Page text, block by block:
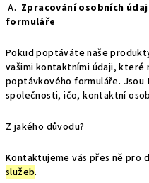
A. Zpracování osobních
formuláře
Pokud poptáváte naše
vašimi kontaktními údaji,
poptávkového formuláře. Jsou
společnosti, ičo, kontaktní
Z jakého důvodu?
Kontaktujeme vás přes ně pro
služeb.